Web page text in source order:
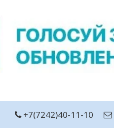
+7(7242)40-11-10